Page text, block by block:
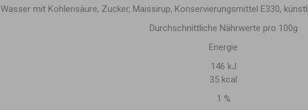
Wasser mit Kohlensäure, Zucker, Maissirup, Konservierungsmittel E330,
Durchschnittliche Nährwerte pro 100g
Energie
146 kJ
35 kcal
1 %